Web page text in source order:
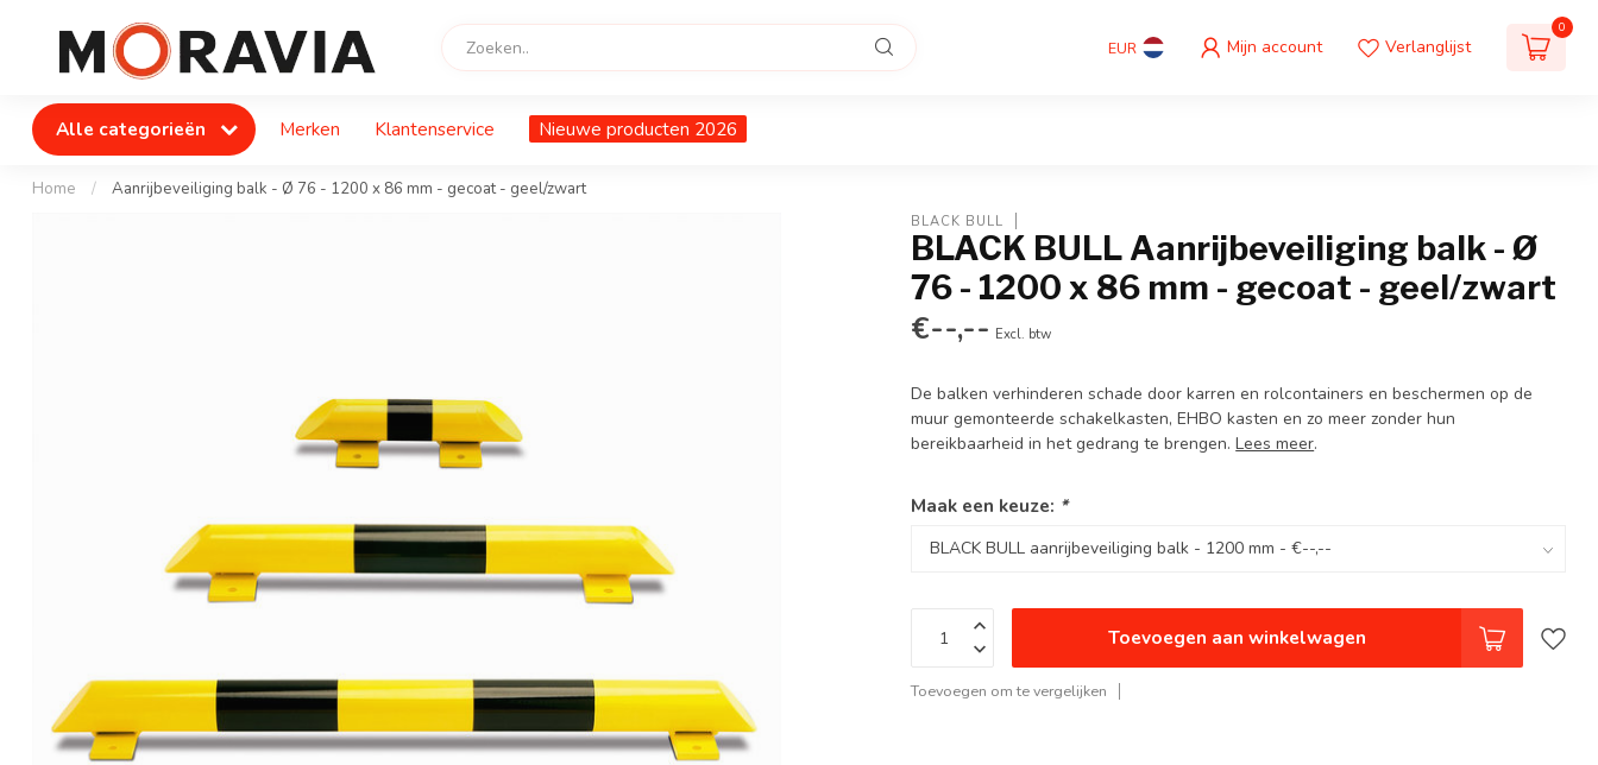
EUR Mijn account Verlanglijst
0
Alle categorieën Merken Klantenservice Nieuwe producten 2026
Home / Aanrijbeveiliging balk - Ø 76 - 1200 x 86 mm - gecoat - geel/zwart
BLACK BULL
BLACK BULL Aanrijbeveiliging balk - Ø
76 - 1200 x 86 mm - gecoat - geel/zwart
€--,-- Excl. btw
De balken verhinderen schade door karren en rolcontainers en beschermen op de
muur gemonteerde schakelkasten, EHBO kasten en zo meer zonder hun
bereikbaarheid in het gedrang te brengen.Lees meer.
Maak een keuze: *
Toevoegen aan winkelwagen
Toevoegen om te vergelijken